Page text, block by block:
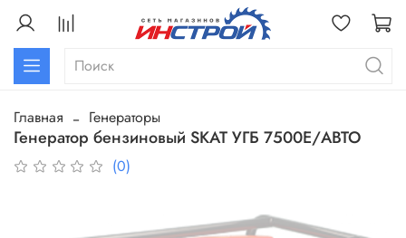
Главная Генераторы
Генератор бензиновый SKAT УГБ 7500Е/АВТО
(0)